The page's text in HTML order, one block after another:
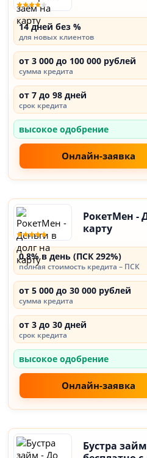
14 дней без %
для новых клиентов
от 3 000 до 100 000 рублей
сумма кредита
от 7 до 98 дней
срок кредита
высокое одобрение
Онлайн-заявка
РокетМен -
карту
0,8% в день (ПСК 292%)
полная стоимость кредита – ПСК
от 5 000 до 30 000 рублей
сумма кредита
от 3 до 30 дней
срок кредита
высокое одобрение
Онлайн-заявка
Бустра